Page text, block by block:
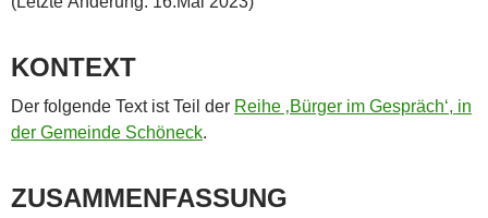
KONTEXT
Der folgende Text ist Teil der Reihe ‚Bürger im Gespräch‘, in
der Gemeinde Schöneck.
ZUSAMMENFASSUNG